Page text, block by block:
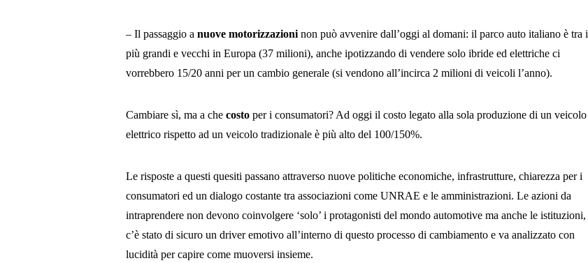
– Il passaggio anuove motorizzazioni non può avvenire dall’oggi al domani: il parco auto italiano è tra i
più grandi e vecchi in Europa (37 milioni), anche ipotizzando di vendere solo ibride ed elettriche ci
vorrebbero 15/20 anni per un cambio generale (si vendono all’incirca 2 milioni di veicoli l’anno).
Cambiare sì, ma a checosto per i consumatori? Ad oggi il costo legato alla sola produzione di un veicolo
elettrico rispetto ad un veicolo tradizionale è più alto del 100/150%.
Le risposte a questi quesiti passano attraverso nuove politiche economiche, infrastrutture, chiarezza per i
consumatori ed un dialogo costante tra associazioni come UNRAE e le amministrazioni. Le azioni da
intraprendere non devono coinvolgere ‘solo’ i protagonisti del mondo automotive ma anche le istituzioni,
c’è stato di sicuro un driver emotivo all’interno di questo processo di cambiamento e va analizzato con
lucidità per capire come muoversi insieme.